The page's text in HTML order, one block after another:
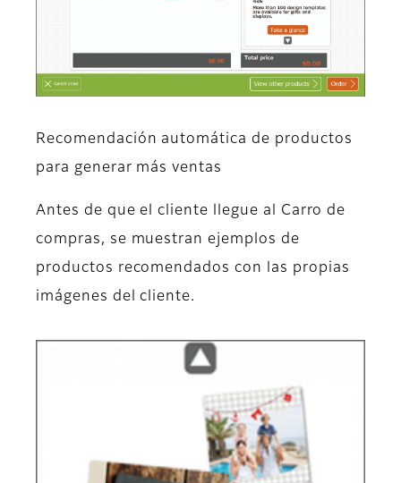
Recomendación automática de productos
para generar más ventas
Antes de que el cliente llegue al Carro de
compras, se muestran ejemplos de
productos recomendados con las propias
imágenes del cliente.